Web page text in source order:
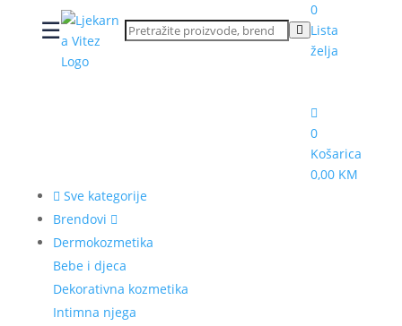
☰
0
Lista
želja
0
Košarica
0,00 KM
Sve kategorije
Brendovi
Dermokozmetika
Bebe i djeca
Dekorativna kozmetika
Intimna njega